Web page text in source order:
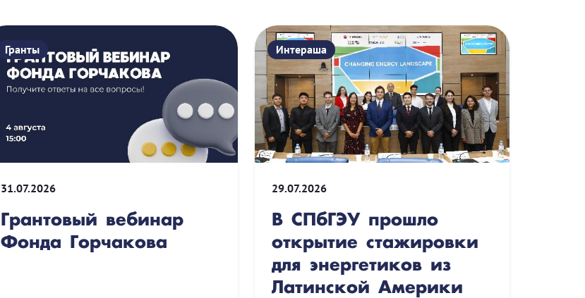
Гранты
31.07.2026
Грантовый вебинар
Фонда Горчакова
Интераша
29.07.2026
В СПбГЭУ прошло
открытие стажировки
для энергетиков из
Латинской Америки